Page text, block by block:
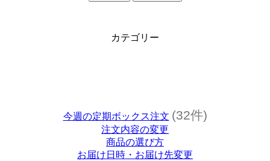
カテゴリー
今週の定期ボックス注文 (32件)
注文内容の変更
商品の選び方
お届け日時・お届け先変更